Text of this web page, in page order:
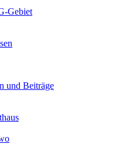
Gebiet
und Beiträge